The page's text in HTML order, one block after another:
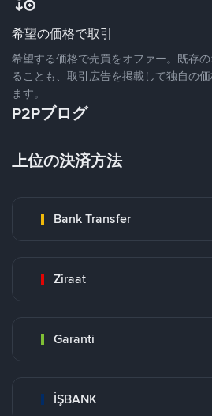
希望の価格で取引
希望する価格で売買をオファー。既存
ることも、取引広告を掲載して独自の
ます。
P2Pブログ
上位の決済方法
Bank Transfer
Ziraat
Garanti
İŞBANK